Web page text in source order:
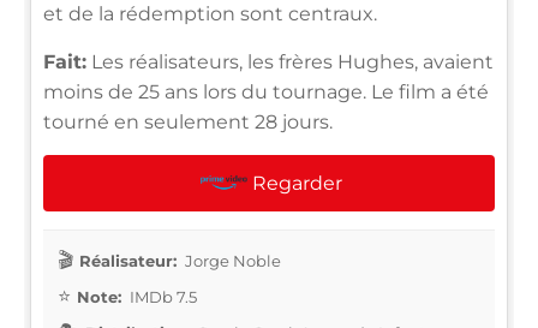
et de la rédemption sont centraux.
Fait: Les réalisateurs, les frères Hughes, avaient
moins de 25 ans lors du tournage. Le film a été
tourné en seulement 28 jours.
Regarder
Réalisateur: Jorge Noble
Note: IMDb 7.5